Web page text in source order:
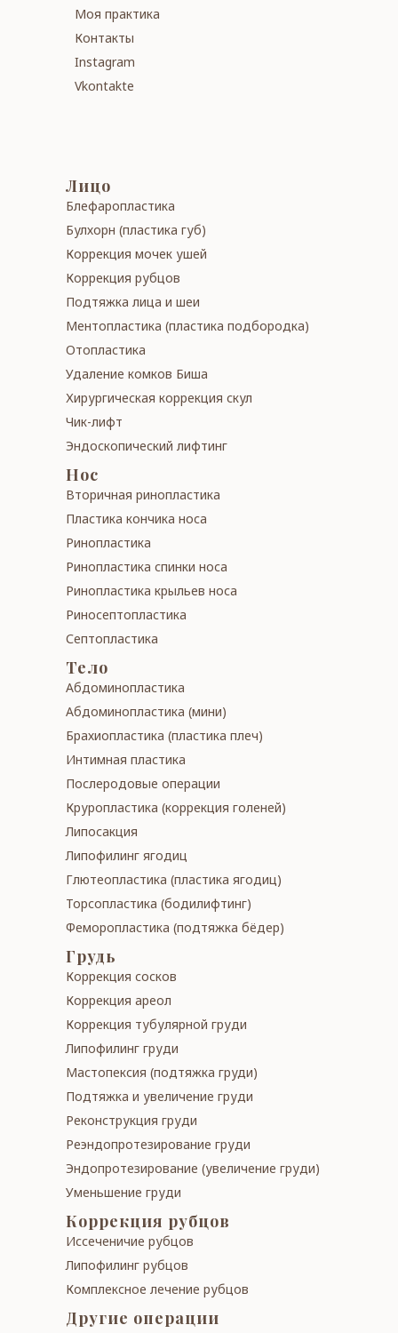
Моя практика
Контакты
Instagram
Vkontakte
Лицо
Блефаропластика
Бул­хорн (пластика губ)
Коррекция мочек ушей
Кор­рек­ция рубцов
Подтяжка лица и шеи
Менто­пла­сти­ка (пластика подбородка)
Отоп­лас­ти­ка
Уда­ле­ние ком­ков Би­ша
Хирур­ги­чес­кая кор­рек­ция скул
Чик-лифт
Эндоскопический лифтинг
Нос
Вторичная ри­но­­плас­ти­ка
Пластика кончика носа
Ри­но­­плас­ти­ка
Ри­но­­плас­ти­ка спинки носа
Ринопластика крыльев носа
Ри­но­сеп­то­плас­ти­ка
Септопластика
Тело
Абдо­ми­ноп­лас­ти­ка
Абдо­ми­ноп­лас­ти­ка (мини)
Бра­хи­о­плас­ти­ка (пластика плеч)
Интимная пластика
Послеродовые операции
Кру­роп­лас­ти­ка (коррекция голеней)
Ли­по­сак­ция
Ли­по­фи­линг ягодиц
Глютеопластика (пластика ягодиц)
Торсопластика (бо­ди­лифтинг)
Фе­мо­роп­лас­ти­ка (подтяжка бёдер)
Грудь
Кор­рек­ция сос­ков
Кор­рек­ция ареол
Кор­рек­ция ту­бу­ляр­ной гру­ди
Ли­по­фил­инг гру­ди
Мас­то­пек­сия (подтяжка груди)
Подтяжка и увеличение гру­ди
Ре­конст­рук­ция гру­ди
Реэндо­про­те­зи­ро­ва­ние гру­ди
Эндопротезирование (увели­че­ние гру­ди)
Умень­ше­ние гру­ди
Кор­рек­ция рубцов
Иссеченичие рубцов
Липофилинг рубцов
Комплексное лечение рубцов
Другие операции